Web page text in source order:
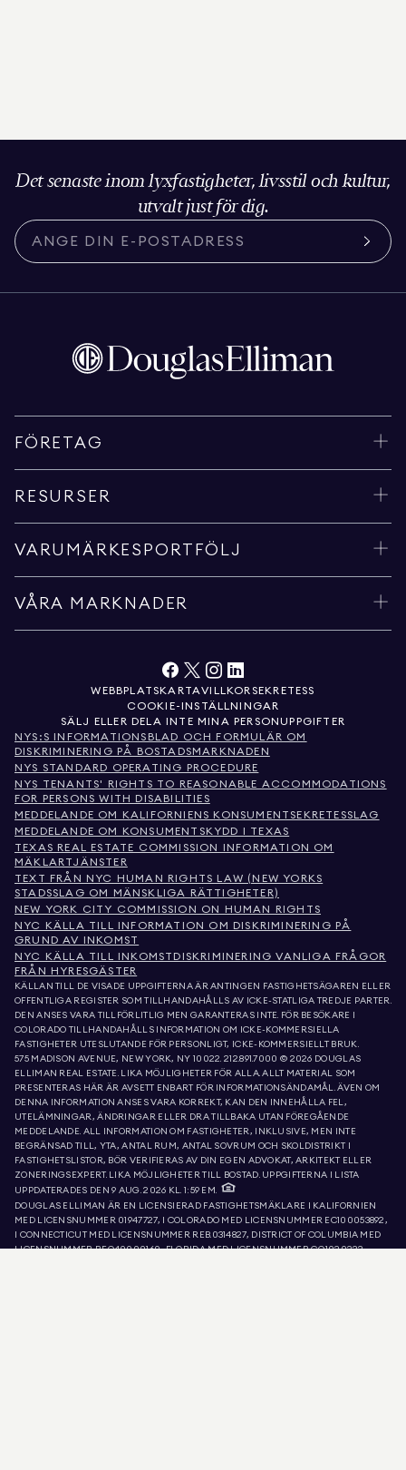
Det senaste inom lyxfastigheter, livsstil och kultur,
utvalt just för dig.
FÖRETAG
RESURSER
VARUMÄRKESPORTFÖLJ
VÅRA MARKNADER
WEBBPLATSKARTAVILLKOR SEKRETESS
COOKIE-INSTÄLLNINGAR
SÄLJ ELLER DELA INTE MINA PERSONUPPGIFTER
NYS:S INFORMATIONSBLAD OCH FORMULÄR OM
DISKRIMINERING PÅ BOSTADSMARKNADEN
NYS STANDARD OPERATING PROCEDURE
NYS TENANTS' RIGHTS TO REASONABLE ACCOMMODATIONS
FOR PERSONS WITH DISABILITIES
MEDDELANDE OM KALIFORNIENS KONSUMENTSEKRETESSLAG
MEDDELANDE OM KONSUMENTSKYDD I TEXAS
TEXAS REAL ESTATE COMMISSION INFORMATION OM
MÄKLARTJÄNSTER
TEXT FRÅN NYC HUMAN RIGHTS LAW (NEW YORKS
STADSSLAG OM MÄNSKLIGA RÄTTIGHETER)
NEW YORK CITY COMMISSION ON HUMAN RIGHTS
NYC KÄLLA TILL INFORMATION OM DISKRIMINERING PÅ
GRUND AV INKOMST
NYC KÄLLA TILL INKOMSTDISKRIMINERING VANLIGA FRÅGOR
FRÅN HYRESGÄSTER
KÄLLAN TILL DE VISADE UPPGIFTERNA ÄR ANTINGEN FASTIGHETSÄGAREN ELLER
OFFENTLIGA REGISTER SOM TILLHANDAHÅLLS AV ICKE-STATLIGA TREDJE PARTER.
DEN ANSES VARA TILLFÖRLITLIG MEN GARANTERAS INTE. FÖR BESÖKARE I
COLORADO TILLHANDAHÅLLS INFORMATION OM ICKE-KOMMERSIELLA
FASTIGHETER UTESLUTANDE FÖR PERSONLIGT, ICKE-KOMMERSIELLT BRUK.
575 MADISON AVENUE, NEW YORK, NY 10022.212.891.7000 © 2026 DOUGLAS
ELLIMAN REAL ESTATE. LIKA MÖJLIGHETER FÖR ALLA. ALLT MATERIAL SOM
PRESENTERAS HÄR ÄR AVSETT ENBART FÖR INFORMATIONSÄNDAMÅL. ÄVEN OM
DENNA INFORMATION ANSES VARA KORREKT, KAN DEN INNEHÅLLA FEL,
UTELÄMNINGAR, ÄNDRINGAR ELLER DRA TILLBAKA UTAN FÖREGÅENDE
MEDDELANDE. ALL INFORMATION OM FASTIGHETER, INKLUSIVE, MEN INTE
BEGRÄNSAD TILL, YTA, ANTAL RUM, ANTAL SOVRUM OCH SKOLDISTRIKT I
FASTIGHETSLISTOR, BÖR VERIFIERAS AV DIN EGEN ADVOKAT, ARKITEKT ELLER
ZONERINGSEXPERT. LIKA MÖJLIGHETER TILL BOSTAD. UPPGIFTERNA I LISTA
UPPDATERADES DEN 9 AUG. 2026 KL. 1:59 EM.
DOUGLAS ELLIMAN ÄR EN LICENSIERAD FASTIGHETSMÄKLARE I KALIFORNIEN
MED LICENSNUMMER 01947727, I COLORADO MED LICENSNUMMER EC100053892,
I CONNECTICUT MED LICENSNUMMER REB.0314827, DISTRICT OF COLUMBIA MED
LICENSNUMMER REO40000160, FLORIDA MED LICENSNUMMER CQ1020232,